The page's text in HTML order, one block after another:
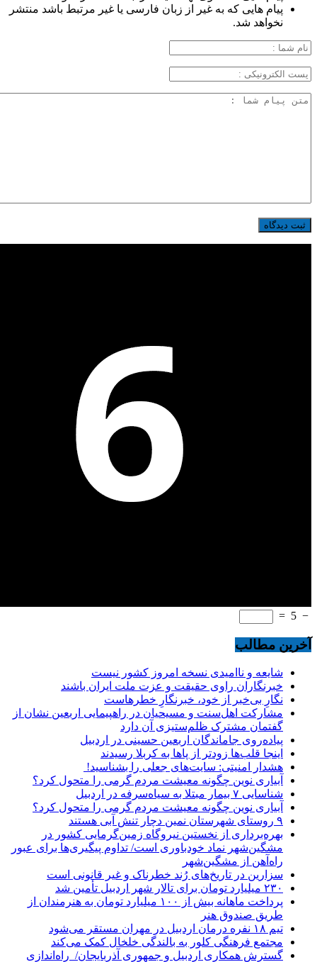
پیام هایی که به غیر از زبان فارسی یا غیر مرتبط باشد منتشر
نخواهد شد.
−
5
=
آخرین مطالب
شایعه و ناامیدی نسخه امروز کشور نیست
خبرنگاران راوی حقیقت و عزت ملت ایران باشند
نگارِ بی‌خبر از خود، خبرنگارِ خطرهاست
مشارکت اهل‌سنت و مسیحیان در راهپیمایی اربعین نشان از
گفتمان مشترک ظلم‌ستیزی آن دارد
پیاده‌روی جاماندگان اربعین حسینی در اردبیل
اینجا قلب‌ها زودتر از پاها به کربلا رسیدند
هشدار امنیتی: سایت‌های جعلی را بشناسید!
آبیاری نوین چگونه معیشت مردم گرمی را متحول کرد؟
شناسایی ۷ بیمار مبتلا به سیاه‌سرفه در اردبیل
آبیاری نوین چگونه معیشت مردم گرمی را متحول کرد؟
۹ روستای شهرستان نمین دچار تنش آبی هستند
بهره‌برداری از نخستین نیروگاه زمین‌گرمایی کشور در
مشگین‌شهر نماد خودباوری است/ تداوم پیگیری‌ها برای عبور
راه‌آهن از مشگین‌شهر
سزارین در تاریخ‌های رُند خطرناک و غیر قانونی است
۲۳۰ میلیارد تومان برای تالار شهر اردبیل تأمین شد
پرداخت ماهانه بیش از ۱۰۰ میلیارد تومان به هنرمندان از
طریق صندوق هنر
تیم ۱۸ نفره درمان اردبیل در مهران مستقر می‌شود
مجتمع فرهنگی کلور به بالندگی خلخال کمک می‌کند
گسترش همکاری اردبیل و جمهوری آذربایجان/ راه‌اندازی